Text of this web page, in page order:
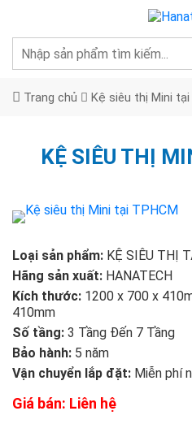
Trang chủ Kệ siêu thị Mini tại
KỆ SIÊU THỊ
Loại sản phẩm: KỆ SIÊU THỊ
Hãng sản xuất: HANATECH
Kích thước: 1200 x 700 x
410mm
Số tầng: 3 Tầng Đến 7 Tầng
Bảo hành: 5 năm
Vận chuyển lắp đặt: Miễn phí
Giá bán: Liên hệ